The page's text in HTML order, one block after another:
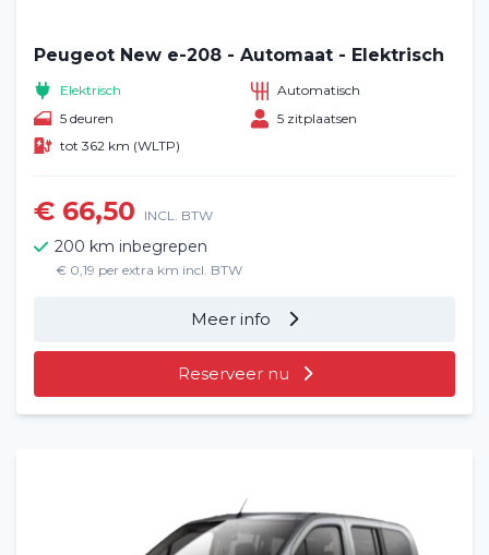
Peugeot New e-208 - Automaat - Elektrisch
Elektrisch
Automatisch
5 deuren
5 zitplaatsen
tot 362 km (WLTP)
€ 66,50 INCL. BTW
200 km inbegrepen
€ 0,19 per extra km incl. BTW
Meer info
Reserveer nu